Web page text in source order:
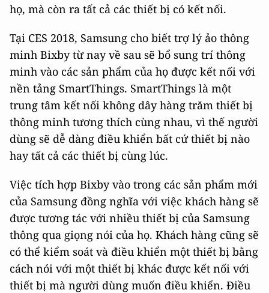
họ, mà còn ra tất cả các thiết bị có kết nối.
Tại CES 2018, Samsung cho biết trợ lý ảo thông
minh Bixby từ nay về sau sẽ bổ sung trí thông
minh vào các sản phẩm của họ được kết nối với
nền tảng SmartThings. SmartThings là một
trung tâm kết nối không dây hàng trăm thiết bị
thông minh tương thích cùng nhau, vì thế người
dùng sẽ dễ dàng điều khiển bất cứ thiết bị nào
hay tất cả các thiết bị cùng lúc.
Việc tích hợp Bixby vào trong các sản phẩm mới
của Samsung đồng nghĩa với việc khách hàng sẽ
được tương tác với nhiều thiết bị của Samsung
thông qua giọng nói của họ. Khách hàng cũng sẽ
có thể kiểm soát và điều khiển một thiết bị bằng
cách nói với một thiết bị khác được kết nối với
thiết bị mà người dùng muốn điều khiển. Điều